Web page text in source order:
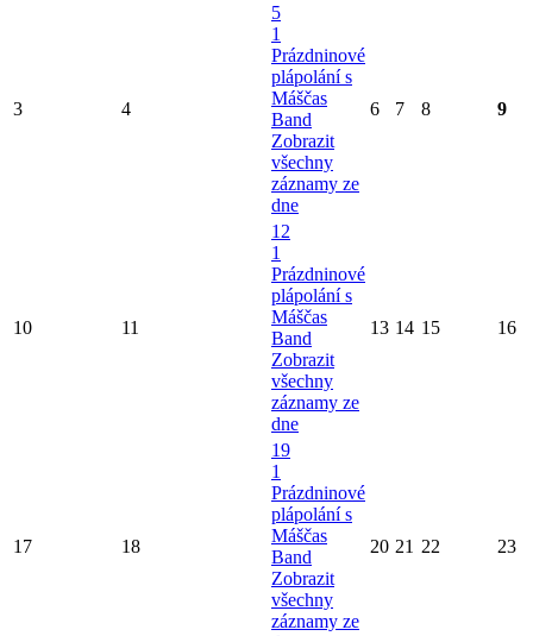
3 4
5
1
Prázdninové
plápolání s
Máščas
Band
Zobrazit
všechny
záznamy ze
dne
6 7 8 9
10 11
12
1
Prázdninové
plápolání s
Máščas
Band
Zobrazit
všechny
záznamy ze
dne
13 14 15 16
17 18
19
1
Prázdninové
plápolání s
Máščas
Band
Zobrazit
všechny
záznamy ze
20 21 22 23